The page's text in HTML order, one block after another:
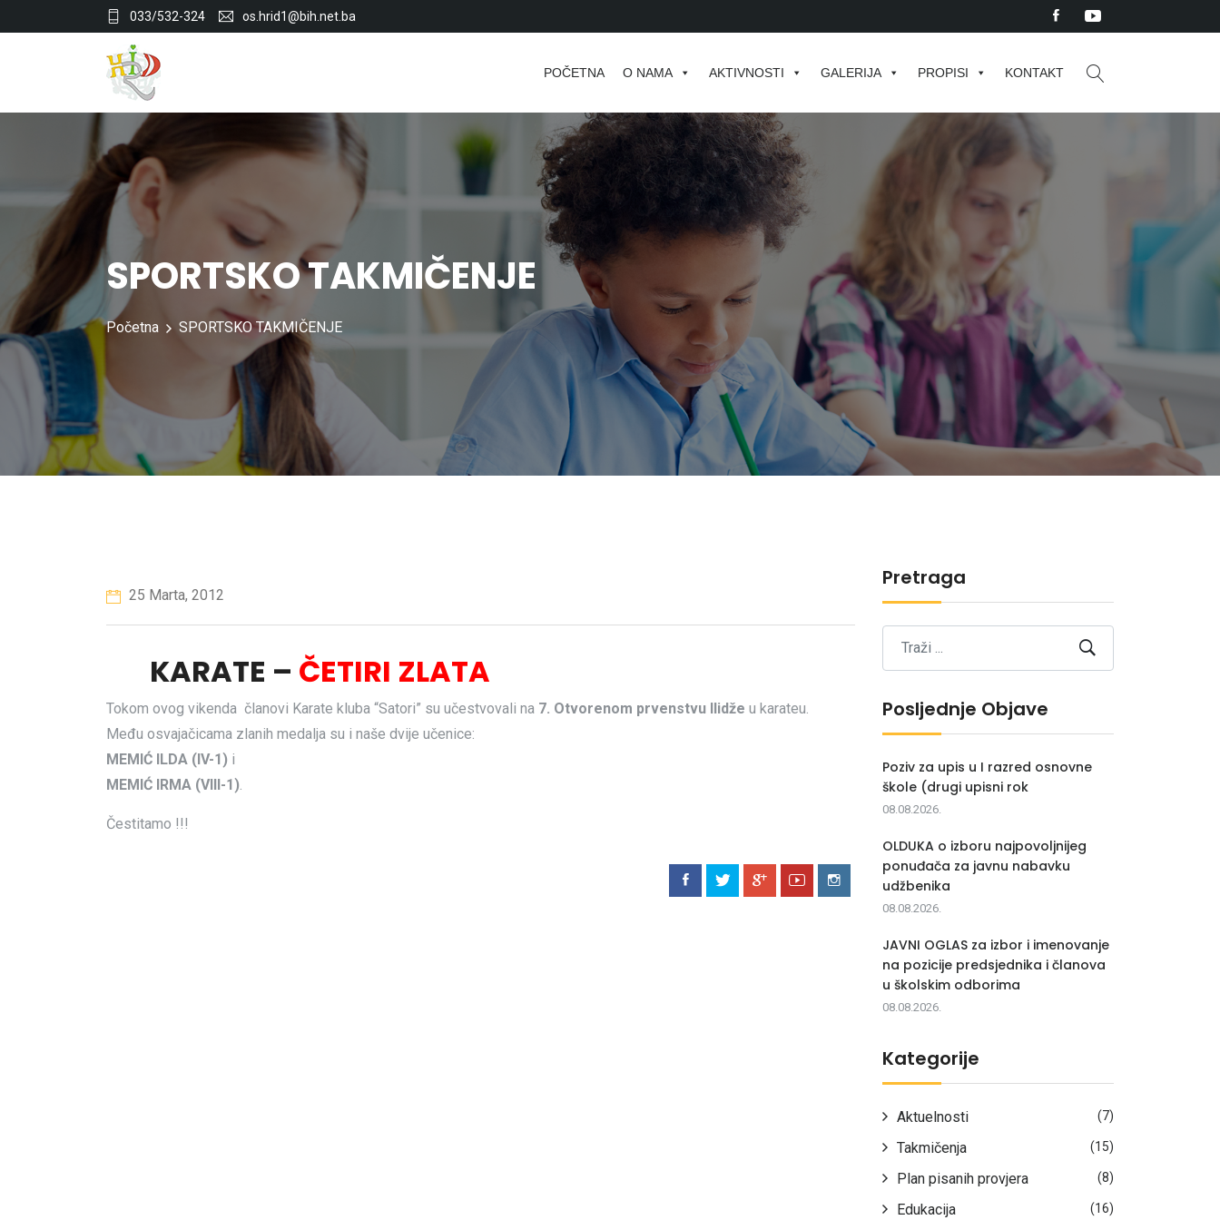
033/532-324 os.hrid1@bih.net.ba
POČETNA O NAMA AKTIVNOSTI GALERIJA PROPISI KONTAKT
SPORTSKO TAKMIČENJE
Početna SPORTSKO TAKMIČENJE
25 Marta, 2012
KARATE – ČETIRI ZLATA
Tokom ovog vikenda članovi Karate kluba “Satori” su učestvovali na 7. Otvorenom prvenstvu Ilidže u karateu.
Među osvajačicama zlanih medalja su i naše dvije učenice:
MEMIĆ ILDA (IV-1) i
MEMIĆ IRMA (VIII-1)
Čestitamo !!!
Pretraga
Posljednje Objave
Poziv za upis u I razred osnovne
škole (drugi upisni rok
08.08.2026.
OLDUKA o izboru najpovoljnijeg
ponuđača za javnu nabavku
udžbenika
08.08.2026.
JAVNI OGLAS za izbor i imenovanje
na pozicije predsjednika i članova
u školskim odborima
08.08.2026.
Kategorije
Aktuelnosti (7)
Takmičenja (15)
Plan pisanih provjera (8)
Edukacija (16)